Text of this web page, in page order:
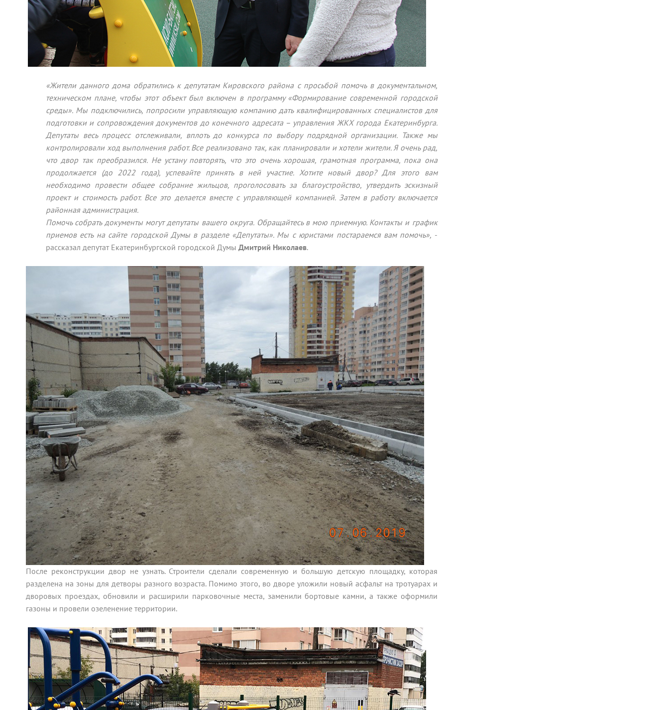
«Жители данного дома обратились к депутатам Кировского района с просьбой помочь в документальном,
техническом плане, чтобы этот объект был включен в программу «Формирование современной городской
среды». Мы подключились, попросили управляющую компанию дать квалифицированных специалистов для
подготовки и сопровождения документов до конечного адресата – управления ЖКХ города Екатеринбурга.
Депутаты весь процесс отслеживали, вплоть до конкурса по выбору подрядной организации. Также мы
контролировали ход выполнения работ. Все реализовано так, как планировали и хотели жители. Я очень рад,
что двор так преобразился. Не устану повторять, что это очень хорошая, грамотная программа, пока она
продолжается (до 2022 года), успевайте принять в ней участие. Хотите новый двор? Для этого вам
необходимо провести общее собрание жильцов, проголосовать за благоустройство, утвердить эскизный
проект и стоимость работ. Все это делается вместе с управляющей компанией. Затем в работу включается
районная администрация.
Помочь собрать документы могут депутаты вашего округа. Обращайтесь в мою приемную. Контакты и график
приемов есть на сайте городской Думы в разделе «Депутаты». Мы с юристами постараемся вам помочь», -
рассказал депутат Екатеринбургской городской Думы Дмитрий Николаев.
После реконструкции двор не узнать. Строители сделали современную и большую детскую площадку, которая
разделена на зоны для детворы разного возраста. Помимо этого, во дворе уложили новый асфальт на тротуарах и
дворовых проездах, обновили и расширили парковочные места, заменили бортовые камни, а также оформили
газоны и провели озеленение территории.